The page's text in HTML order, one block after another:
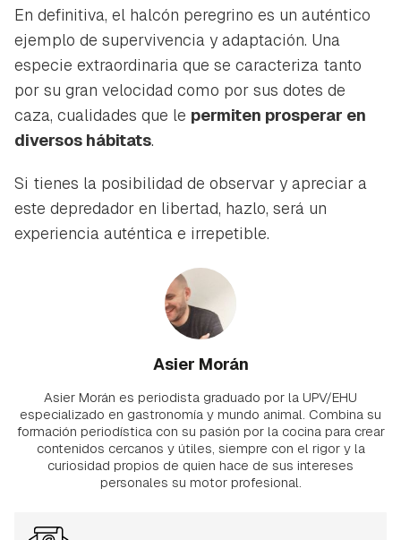
En definitiva, el halcón peregrino es un auténtico
ejemplo de supervivencia y adaptación. Una
especie extraordinaria que se caracteriza tanto
por su gran velocidad como por sus dotes de
caza, cualidades que le permiten prosperar en
diversos hábitats.
Si tienes la posibilidad de observar y apreciar a
este depredador en libertad, hazlo, será un
experiencia auténtica e irrepetible.
Asier Morán
Asier Morán es periodista graduado por la UPV/EHU
especializado en gastronomía y mundo animal. Combina su
formación periodística con su pasión por la cocina para crear
contenidos cercanos y útiles, siempre con el rigor y la
curiosidad propios de quien hace de sus intereses
personales su motor profesional.